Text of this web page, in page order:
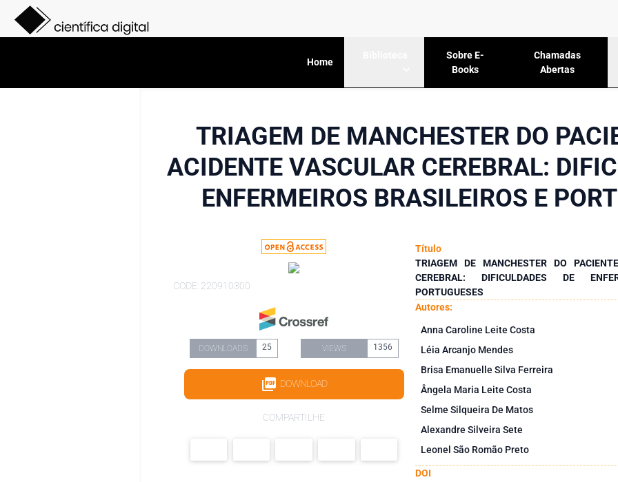
Home
Sobre E-
Books
Chamadas
Abertas
TRIAGEM DE MANCHESTER DO
ACIDENTE VASCULAR CEREBRAL:
ENFERMEIROS BRASILEIROS E
CODE: 220910300
DOWNLOADS 25 VIEWS 1356
DOWNLOAD
COMPARTILHE
Título
TRIAGEM DE MANCHESTER DO
CEREBRAL: DIFICULDADES DE
PORTUGUESES
Autores:
Anna Caroline Leite Costa
Léia Arcanjo Mendes
Brisa Emanuelle Silva Ferreira
Ângela Maria Leite Costa
Selme Silqueira De Matos
Alexandre Silveira Sete
Leonel São Romão Preto
DOI